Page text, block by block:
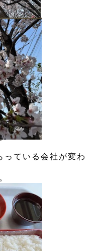
っている会社が変わ